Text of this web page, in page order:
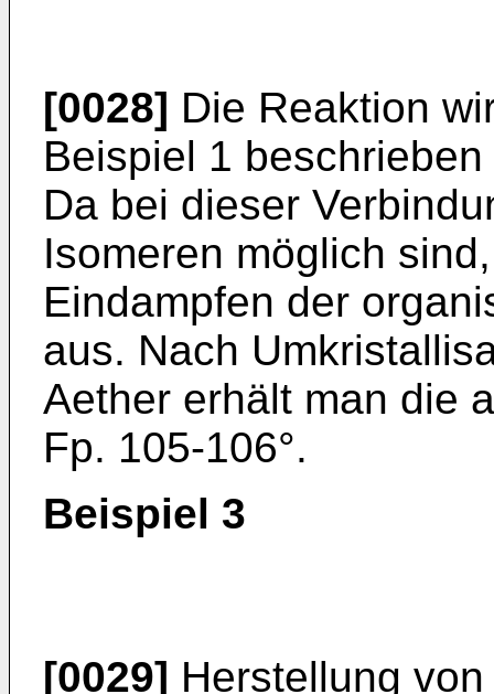
[0028] Die Reaktion
Beispiel 1
Da bei dieser
Isomeren möglich
Eindampfen der
aus. Nach
Aether erhält man die
Fp. 105-106°.
Beispiel 3
[0029] Herstellung von